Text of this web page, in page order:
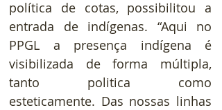
política de cotas, possibilitou a
entrada de indígenas. “Aqui no
PPGL a presença indígena é
visibilizada de forma múltipla,
tanto politica como
esteticamente. Das nossas linhas